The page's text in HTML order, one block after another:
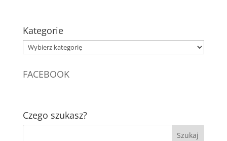
Kategorie
Kategorie
FACEBOOK
Czego szukasz?